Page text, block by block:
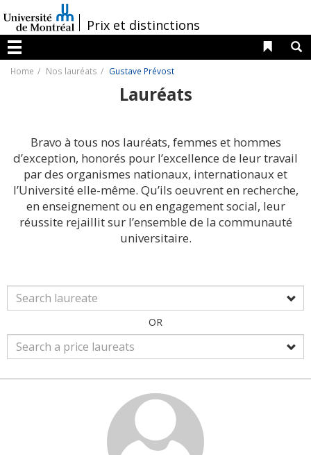
au
contenu
/Prix et distinctions
Menu
Liens
Home Nos lauréats Gustave Prévost
Lauréats
Bravo à tous nos lauréats, femmes et hommes
d’exception, honorés pour l’excellence de leur travail
par des organismes nationaux, internationaux et
l’Université elle-même. Qu’ils oeuvrent en recherche,
en enseignement ou en engagement social, leur
réussite rejaillit sur l’ensemble de la communauté
universitaire.
OR